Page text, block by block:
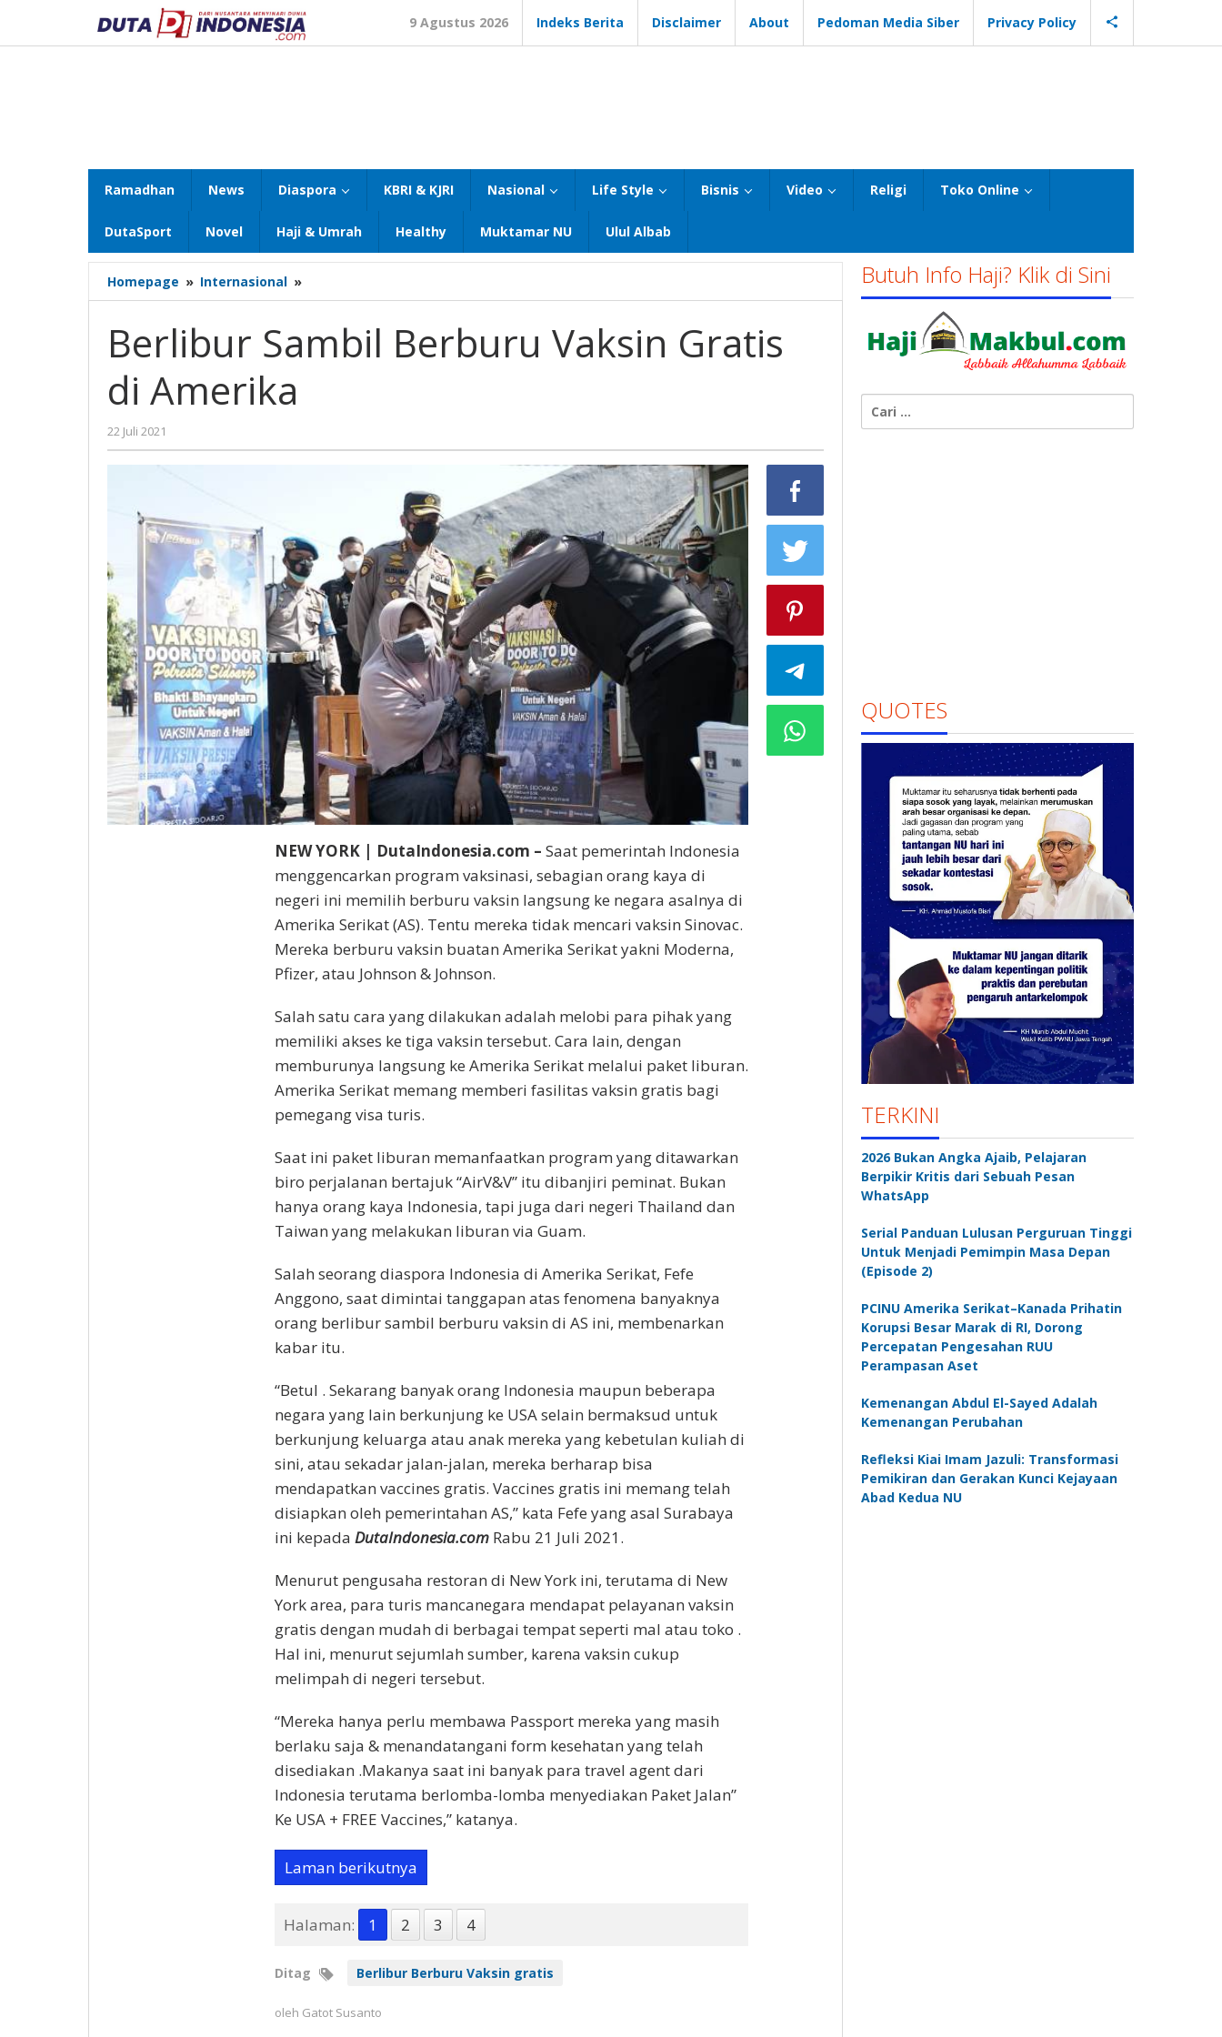
konten
9 Agustus 2026 Indeks Berita Disclaimer About Pedoman Media Siber Privacy Policy
Ramadhan News Diaspora KBRI & KJRI Nasional Life Style Bisnis Video Religi Toko Online
DutaSport Novel Haji & Umrah Healthy Muktamar NU Ulul Albab
Homepage » Internasional »
Sambil
Vaksin
Gratis
Berlibur Sambil Berburu Vaksin Gratis
di Amerika
22 Juli 2021
Gatot
Susanto
NEW YORK | DutaIndonesia.com – Saat pemerintah Indonesia
menggencarkan program vaksinasi, sebagian orang kaya di
negeri ini memilih berburu vaksin langsung ke negara asalnya di
Amerika Serikat (AS). Tentu mereka tidak mencari vaksin Sinovac.
Mereka berburu vaksin buatan Amerika Serikat yakni Moderna,
Pfizer, atau Johnson & Johnson.
Salah satu cara yang dilakukan adalah melobi para pihak yang
memiliki akses ke tiga vaksin tersebut. Cara lain, dengan
memburunya langsung ke Amerika Serikat melalui paket liburan.
Amerika Serikat memang memberi fasilitas vaksin gratis bagi
pemegang visa turis.
Saat ini paket liburan memanfaatkan program yang ditawarkan
biro perjalanan bertajuk “AirV&V” itu dibanjiri peminat. Bukan
hanya orang kaya Indonesia, tapi juga dari negeri Thailand dan
Taiwan yang melakukan liburan via Guam.
Salah seorang diaspora Indonesia di Amerika Serikat, Fefe
Anggono, saat dimintai tanggapan atas fenomena banyaknya
orang berlibur sambil berburu vaksin di AS ini, membenarkan
kabar itu.
“Betul . Sekarang banyak orang Indonesia maupun beberapa
negara yang lain berkunjung ke USA selain bermaksud untuk
berkunjung keluarga atau anak mereka yang kebetulan kuliah di
sini, atau sekadar jalan-jalan, mereka berharap bisa
mendapatkan vaccines gratis. Vaccines gratis ini memang telah
disiapkan oleh pemerintahan AS,” kata Fefe yang asal Surabaya
ini kepada DutaIndonesia.comRabu 21 Juli 2021.
Menurut pengusaha restoran di New York ini, terutama di New
York area, para turis mancanegara mendapat pelayanan vaksin
gratis dengan mudah di berbagai tempat seperti mal atau toko .
Hal ini, menurut sejumlah sumber, karena vaksin cukup
melimpah di negeri tersebut.
“Mereka hanya perlu membawa Passport mereka yang masih
berlaku saja & menandatangani form kesehatan yang telah
disediakan .Makanya saat ini banyak para travel agent dari
Indonesia terutama berlomba-lomba menyediakan Paket Jalan”
Ke USA + FREE Vaccines,” katanya.
Laman berikutnya
Halaman: 1 2 3 4
Ditag Berlibur Berburu Vaksin gratis
oleh Gatot Susanto
Butuh Info Haji? Klik di Sini
untuk:
QUOTES
TERKINI
2026 Bukan Angka Ajaib, Pelajaran
Berpikir Kritis dari Sebuah Pesan
WhatsApp
Serial Panduan Lulusan Perguruan Tinggi
Untuk Menjadi Pemimpin Masa Depan
(Episode 2)
PCINU Amerika Serikat–Kanada Prihatin
Korupsi Besar Marak di RI, Dorong
Percepatan Pengesahan RUU
Perampasan Aset
Kemenangan Abdul El-Sayed Adalah
Kemenangan Perubahan
Refleksi Kiai Imam Jazuli: Transformasi
Pemikiran dan Gerakan Kunci Kejayaan
Abad Kedua NU